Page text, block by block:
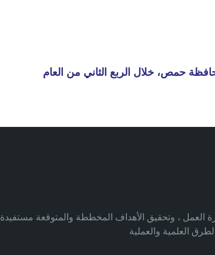
حمص، خلال الربع الثاني من العام
العمل ، وتحقيق الأهداف المخططة والمتوقعة مستفيدة
العلمية والعملية